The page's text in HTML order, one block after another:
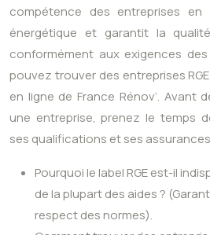
compétence des entreprises en
énergétique et garantit la
conformément aux exigences des
pouvez trouver des entreprises
en ligne de France Rénov’. Avant
une entreprise, prenez le temps
ses qualifications et ses
Pourquoi le label RGE est-il
de la plupart des aides ?
respect des normes).